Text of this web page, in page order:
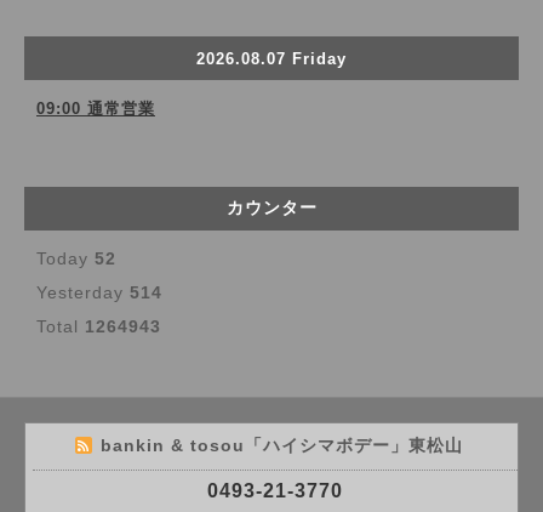
2026.08.07 Friday
09:00 通常営業
カウンター
Today 52
Yesterday 514
Total 1264943
bankin & tosou「ハイシマボデー」東松山
0493-21-3770